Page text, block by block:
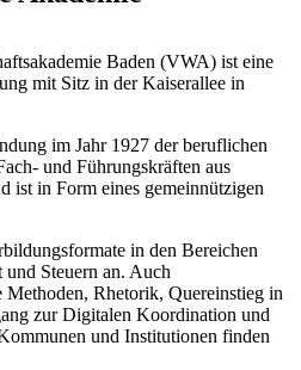
Baden (VWA) ist eine
mit Sitz in der Kaiserallee in
im Jahr 1927 der beruflichen
und Führungskräften aus
ist in Form eines gemeinnützigen
in den Bereichen
Steuern an. Auch
Rhetorik, Quereinstieg in
zur Digitalen Koordination und
und Institutionen finden